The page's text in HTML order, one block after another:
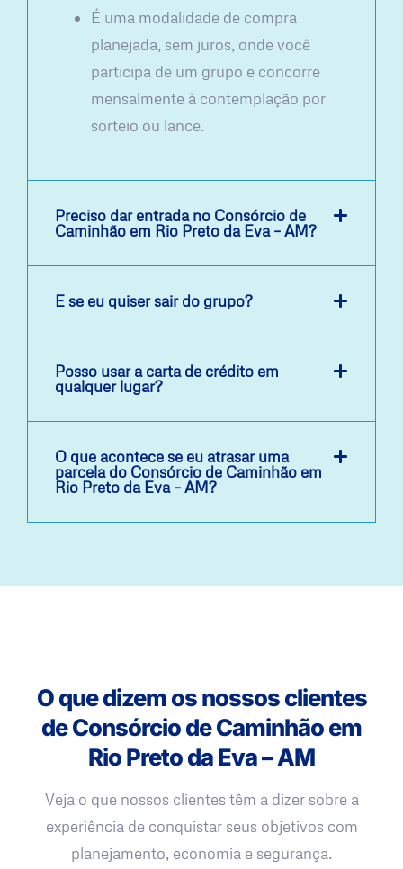
É uma modalidade de compra
planejada, sem juros, onde você
participa de um grupo e concorre
mensalmente à contemplação por
sorteio ou lance.
Preciso dar entrada no Consórcio de
Caminhão em Rio Preto da Eva – AM?
E se eu quiser sair do grupo?
Posso usar a carta de crédito em
qualquer lugar?
O que acontece se eu atrasar uma
parcela do Consórcio de Caminhão em
Rio Preto da Eva – AM?
O que dizem os nossos clientes
de Consórcio de Caminhão em
Rio Preto da Eva – AM
Veja o que nossos clientes têm a dizer sobre a
experiência de conquistar seus objetivos com
planejamento, economia e segurança.